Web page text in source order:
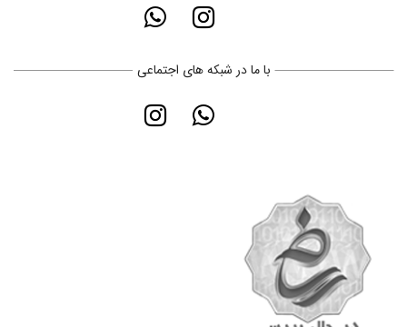
با ما در شبکه های اجتماعی